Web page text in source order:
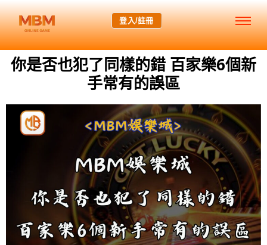
登入/註冊
你是否也犯了同樣的錯 百家樂6個新
手常有的誤區